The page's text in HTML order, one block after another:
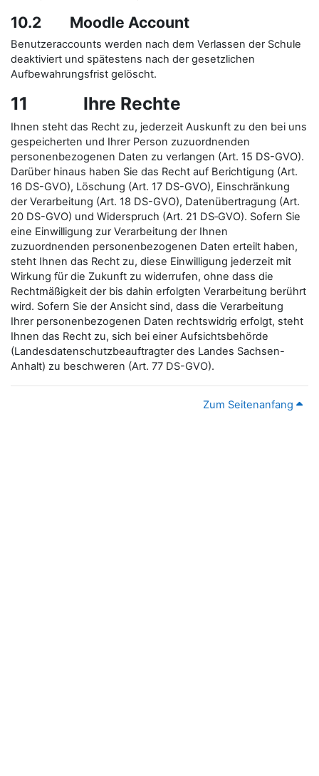
10.2 Moodle Account
Benutzeraccounts werden nach dem Verlassen der Schule
deaktiviert und spätestens nach der gesetzlichen
Aufbewahrungsfrist gelöscht.
11 Ihre Rechte
Ihnen steht das Recht zu, jederzeit Auskunft zu den bei uns
gespeicherten und Ihrer Person zuzuordnenden
personenbezogenen Daten zu verlangen (Art. 15 DS-GVO).
Darüber hinaus haben Sie das Recht auf Berichtigung (Art.
16 DS-GVO), Löschung (Art. 17 DS-GVO), Einschränkung
der Verarbeitung (Art. 18 DS-GVO), Datenübertragung (Art.
20 DS-GVO) und Widerspruch (Art. 21 DS‑GVO). Sofern Sie
eine Einwilligung zur Verarbeitung der Ihnen
zuzuordnenden personenbezogenen Daten erteilt haben,
steht Ihnen das Recht zu, diese Einwilligung jederzeit mit
Wirkung für die Zukunft zu widerrufen, ohne dass die
Rechtmäßigkeit der bis dahin erfolgten Verarbeitung berührt
wird. Sofern Sie der Ansicht sind, dass die Verarbeitung
Ihrer personenbezogenen Daten rechtswidrig erfolgt, steht
Ihnen das Recht zu, sich bei einer Aufsichtsbehörde
(Landesdatenschutzbeauftragter des Landes Sachsen-
Anhalt) zu beschweren (Art. 77 DS-GVO).
Zum Seitenanfang